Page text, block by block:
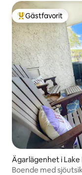
Populär gästfavorit
Gästfavorit
Ägarlägenhet i
Boende med